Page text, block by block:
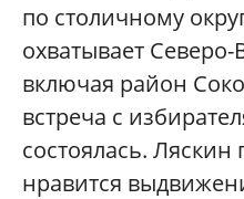
по столичному
охватывает
включая район
встреча с
состоялась. Ляскин
нравится